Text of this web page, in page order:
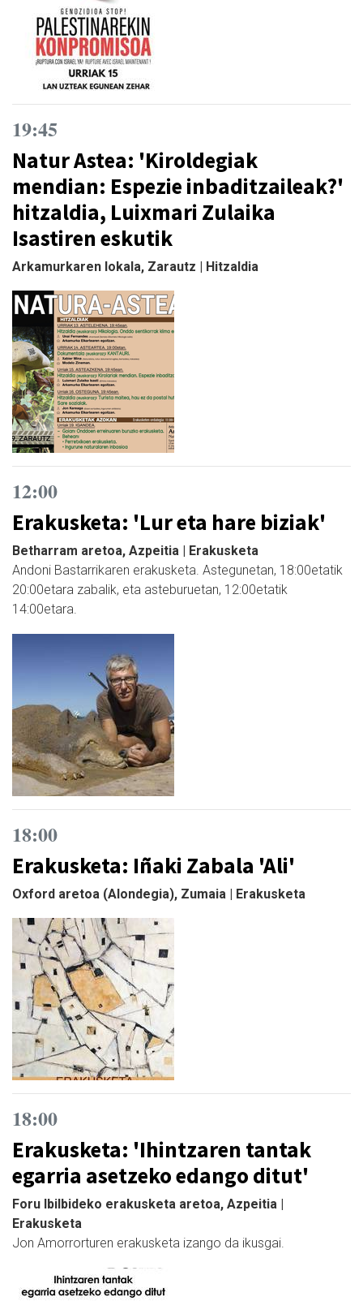
19:45
Natur Astea: 'Kiroldegiak
mendian: Espezie inbaditzaileak?'
hitzaldia, Luixmari Zulaika
Isastiren eskutik
Arkamurkaren lokala, Zarautz | Hitzaldia
12:00
Erakusketa: 'Lur eta hare biziak'
Betharram aretoa, Azpeitia | Erakusketa
Andoni Bastarrikaren erakusketa. Astegunetan, 18:00etatik
20:00etara zabalik, eta asteburuetan, 12:00etatik
14:00etara.
18:00
Erakusketa: Iñaki Zabala 'Ali'
Oxford aretoa (Alondegia), Zumaia | Erakusketa
18:00
Erakusketa: 'Ihintzaren tantak
egarria asetzeko edango ditut'
Foru Ibilbideko erakusketa aretoa, Azpeitia |
Erakusketa
Jon Amorrorturen erakusketa izango da ikusgai.